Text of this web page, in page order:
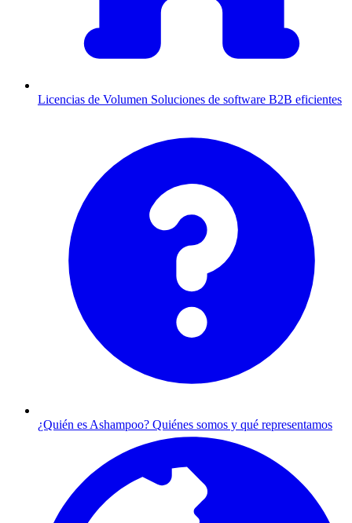
Licencias de Volumen Soluciones de software B2B eficientes
¿Quién es Ashampoo? Quiénes somos y qué representamos